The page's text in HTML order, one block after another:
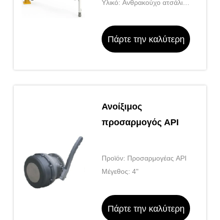
Υλικό: Ανθρακούχο ατσάλι,
χάλυβα για επιλογή
Πάρτε την καλύτερη
Ανοίξιμος
προσαρμογός API
Προϊόν: Προσαρμογέας API
Μέγεθος: 4"
Πάρτε την καλύτερη